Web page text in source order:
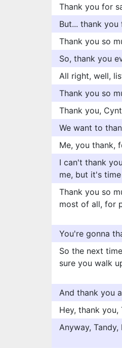
Thank you for
But... thank
Thank you so
So, thank you
All right, well,
Thank you so
Thank you,
We want to
Me, you thank,
I can't thank
me, but it's
Thank you so
most of all, for
You're gonna
So the next
sure you walk
And thank you
Hey, thank
Anyway,